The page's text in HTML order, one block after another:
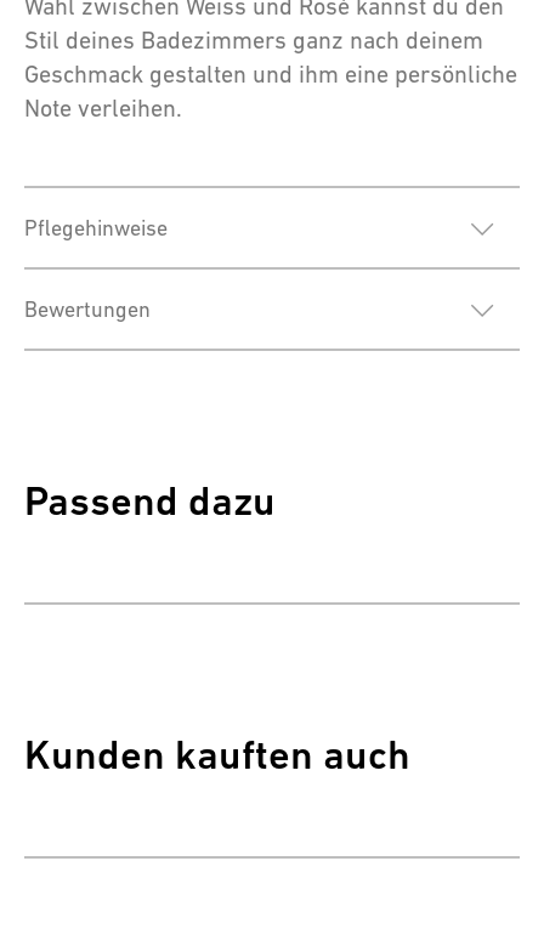
Wahl zwischen Weiss und Rosé kannst du den
Stil deines Badezimmers ganz nach deinem
Geschmack gestalten und ihm eine persönliche
Note verleihen.
Pflegehinweise
Bewertungen
Passend dazu
Kunden kauften auch